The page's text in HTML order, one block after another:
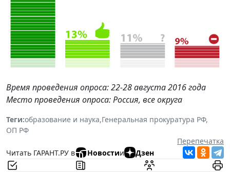
Время проведения опроса: 22-28 августа 2016 года
Место проведения опроса: Россия, все округа
Теги:образование и наука,Генеральная прокуратура РФ,
ОП РФ
Перепечатка
Читать ГАРАНТ.РУ в
Новостии Дзен